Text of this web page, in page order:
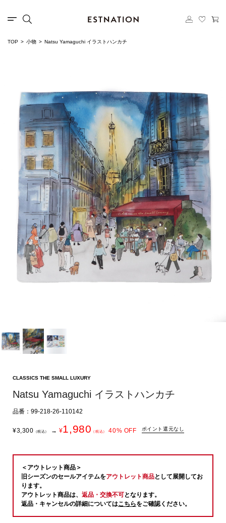
TOP 小物 Natsu Yamaguchi イラストハンカチ
CLASSICS THE SMALL LUXURY
Natsu Yamaguchi イラストハンカチ
品番：99-218-26-110142
¥3,300 （税込） → ¥1,980 （税込） 40% OFF ポイント還元なし
＜アウトレット商品＞
旧シーズンのセールアイテムをアウトレット商品として展開してお
ります。
アウトレット商品は、 返品・交換不可となります。
返品・キャンセルの詳細についてはこちらをご確認ください。